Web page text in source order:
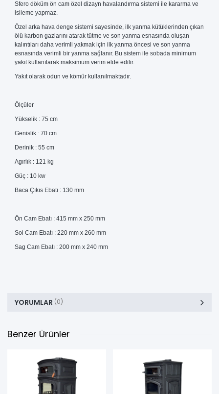
Sfero döküm ön cam özel dizayn havalandırma sistemi ile kararma ve
isileme yapmaz.
Özel arka hava denge sistemi sayesinde, ilk yanma kütüklerinden çıkan
ölü karbon gazlarını atarak tütme ve son yanma esnasında oluşan
kalıntıları daha verimli yakmak için ilk yanma öncesi ve son yanma
esnasında verimli bir yanma sağlanır. Bu sistem ile sobada minimum
yakıt kullanılarak maksimum verim elde edilir.
Yakıt olarak odun ve kömür kullanılmaktadır.
Ölçüler
Yükselik : 75 cm
Genislik : 70 cm
Derinik : 55 cm
Agırlık : 121 kg
Güç : 10 kw
Baca Çıkıs Ebatı : 130 mm
Ön Cam Ebatı : 415 mm x 250 mm
Sol Cam Ebatı : 220 mm x 260 mm
Sag Cam Ebatı : 200 mm x 240 mm
YORUMLAR (0)
Benzer Ürünler